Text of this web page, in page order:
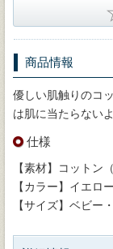
商品情報
優しい肌触りのコ
は肌に当たらない
仕様
【素材】コットン
【カラー】イエロ
【サイズ】ベビー